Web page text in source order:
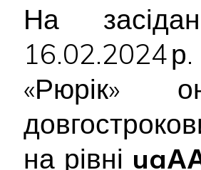
На
16.02.2024
«Рюрік»
на рівні